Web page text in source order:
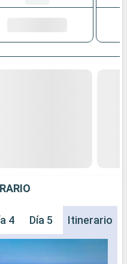
4 Día 5 Día 6 Día
Itinerario